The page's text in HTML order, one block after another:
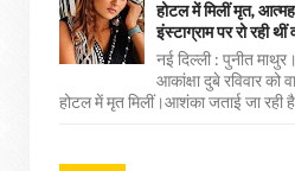
होटल में मिलीं मृत,
इंस्टाग्राम पर रो रही थीं
नई दिल्ली : पुनीत
आकांक्षा दुबे रविवार को
होटल में मृत मिलीं।आशंका जताई जा रही